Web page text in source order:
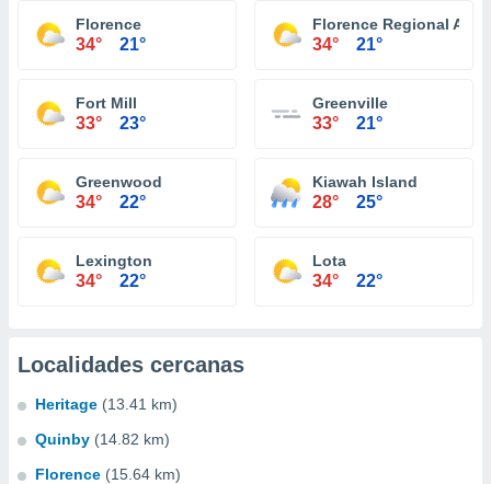
Florence
34° 21°
Florence Regional
34° 21°
Fort Mill
33° 23°
Greenville
33° 21°
Greenwood
34° 22°
Kiawah Island
28° 25°
Lexington
34° 22°
Lota
34° 22°
Localidades cercanas
Heritage (13.41 km)
Quinby (14.82 km)
Florence (15.64 km)